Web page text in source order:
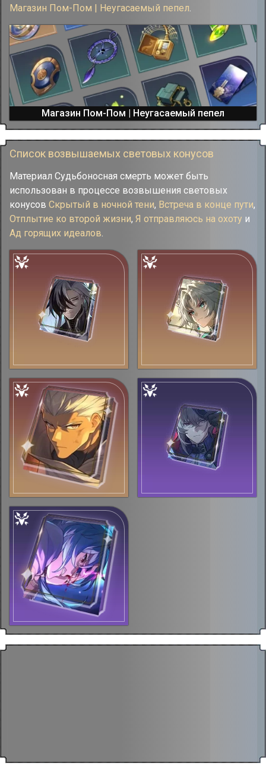
Магазин Пом-Пом | Неугасаемый пепел
Магазин Пом-Пом | Неугасаемый пепел
Список возвышаемых световых конусов
Материал Судьбоносная смерть может быть
использован в процессе возвышения световых
конусов Скрытый в ночной тени, Встреча в конце пути,
Отплытие ко второй жизни, Я отправляюсь на охоту и
Ад горящих идеалов.